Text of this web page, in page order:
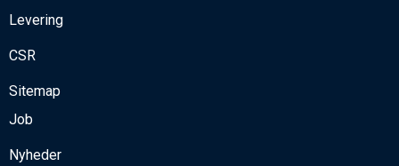
Levering
CSR
Sitemap
Job
Nyheder